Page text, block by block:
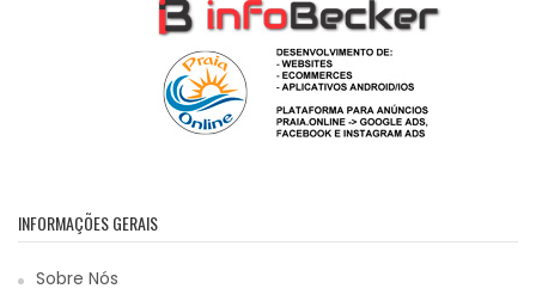
INFORMAÇÕES GERAIS
Sobre Nós